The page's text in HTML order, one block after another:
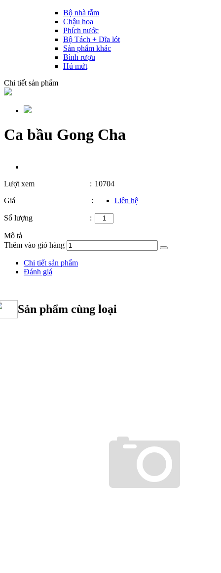
Bộ nhà tắm
Chậu hoa
Phích nước
Bộ Tách + Dĩa lót
Sản phẩm khác
Bình rượu
Hủ mứt
Chi tiết sản phẩm
Ca bầu Gong Cha
Lượt xem : 10704
Giá
: Liên hệ
Số lượng :
Mô tả
Thêm vào giỏ hàng
Chi tiết sản phẩm
Đánh giá
Sản phẩm cùng loại